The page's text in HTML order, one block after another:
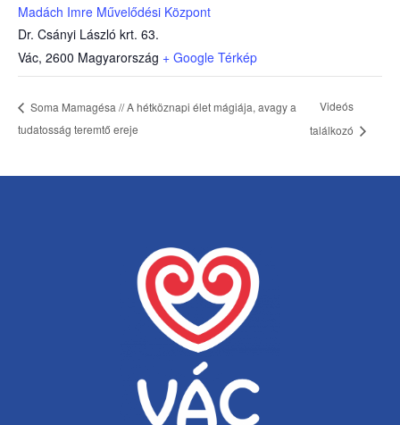
Madách Imre Művelődési Központ
Dr. Csányi László krt. 63.
Vác, 2600 Magyarország + Google Térkép
Soma Mamagésa // A hétköznapi élet mágiája, avagy a
tudatosság teremtő ereje
Videós
találkozó